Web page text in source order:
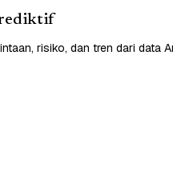
risiko, dan tren dari data